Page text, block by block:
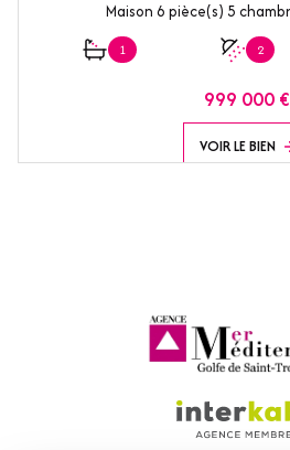
1 2
999 000 €
VOIR LE BIEN